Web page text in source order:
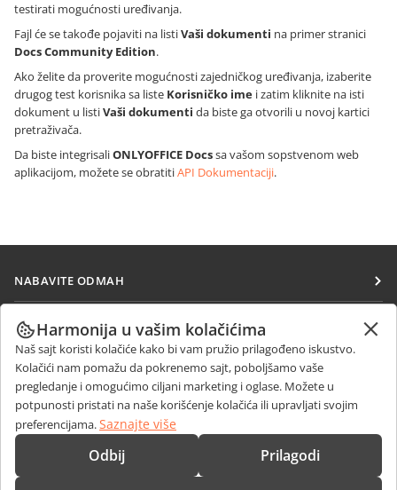
testirati mogućnosti uređivanja.
Fajl će se takođe pojaviti na listiVaši dokumenti na primer stranici
Docs Community Edition.
Ako želite da proverite mogućnosti zajedničkog uređivanja, izaberite
drugog test korisnika sa liste Korisničko ime i zatim kliknite na isti
dokument u listiVaši dokumenti da biste ga otvorili u novoj kartici
pretraživača.
Da biste integrisaliONLYOFFICE Docssa vašom sopstvenom web
aplikacijom, možete se obratitiAPI Dokumentaciji.
NABAVITE ODMAH
Docs
DocSpace
Workspace
Konektori
Desktop aplikacije
Mobilne aplikacije
SARAĐUJTE
Za doprinosioce
Za prevodioce
Za influensere
Slobodna radna mesta
PRIMAJTE VESTI
Blog
DOBIJTE POMOĆ
Forum
KONTAKTIRAJTE NAS
Pitanja o prodaji
sales@onlyoffice.com
Harmonija u vašim kolačićima
Naš sajt koristi kolačiće kako bi vam pružio prilagođeno iskustvo.
Kolačići nam pomažu da pokrenemo sajt, poboljšamo vaše
pregledanje i omogućimo ciljani marketing i oglase. Možete u
potpunosti pristati na naše korišćenje kolačića ili upravljati svojim
preferencijama.Saznajte više
Odbij Prilagodi